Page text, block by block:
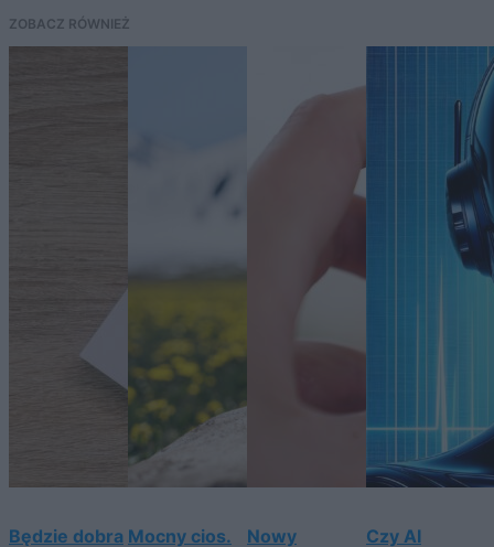
ZOBACZ RÓWNIEŻ
Będzie dobra Mocny cios. Nowy Czy AI